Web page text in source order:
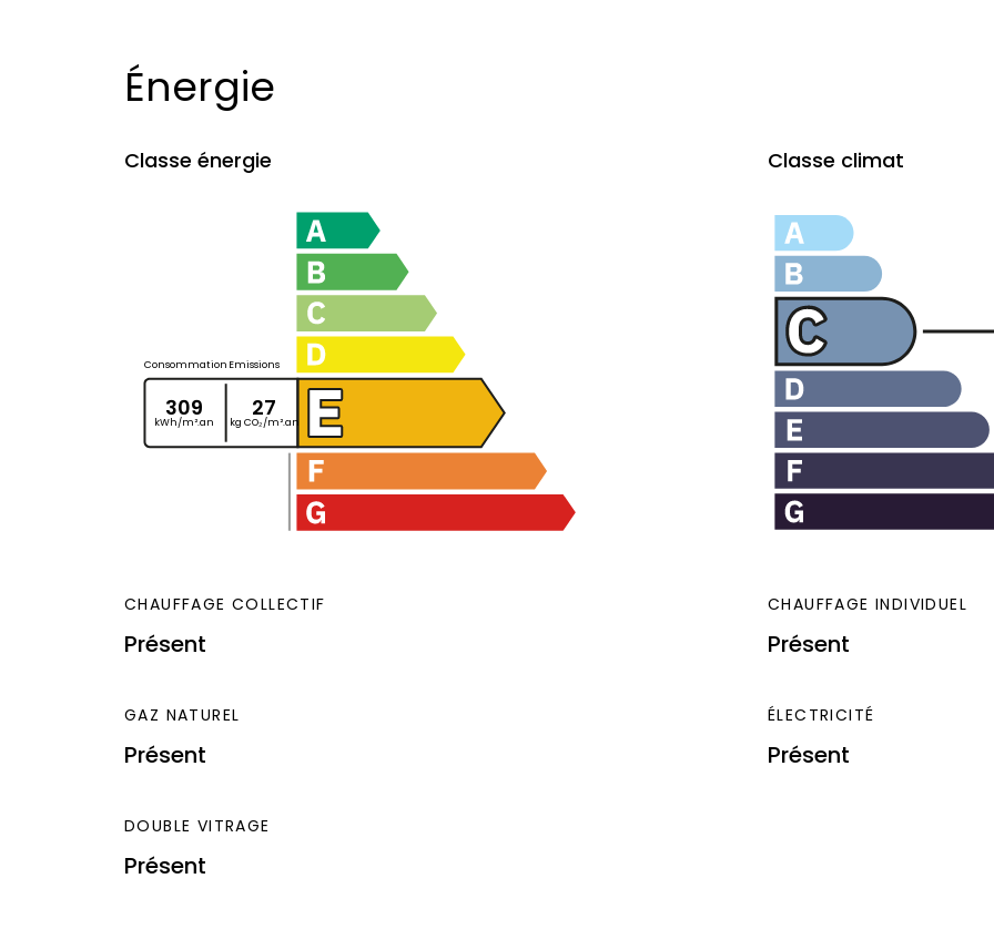
Énergie
Classe énergie
Consommation
309
kWh/m².an
Emissions
27
kg CO₂/m².an
Classe climat
CHAUFFAGE COLLECTIF
Présent
CHAUFFAGE INDIVIDUEL
Présent
GAZ NATUREL
Présent
ÉLECTRICITÉ
Présent
DOUBLE VITRAGE
Présent